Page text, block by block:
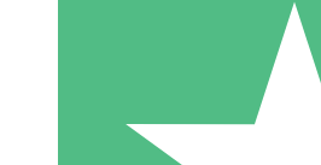
Pacchetti di
Paga a consumo con crediti di